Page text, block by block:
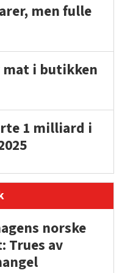
men fulle
mat i butikken
1 milliard i
norske
Trues av